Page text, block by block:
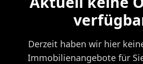
Derzeit haben wir hier
Immobilienangebote für